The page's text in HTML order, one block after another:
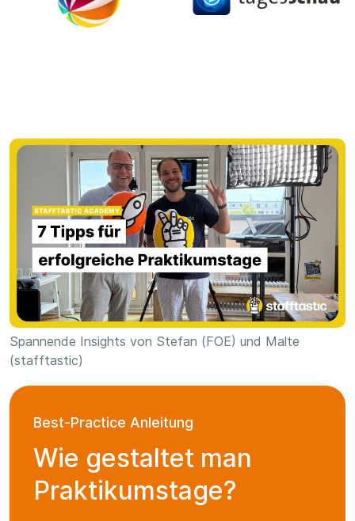
Spannende Insights von Stefan (FOE) und Malte
(stafftastic)
Best-Practice Anleitung
Wie gestaltet man
Praktikumstage?